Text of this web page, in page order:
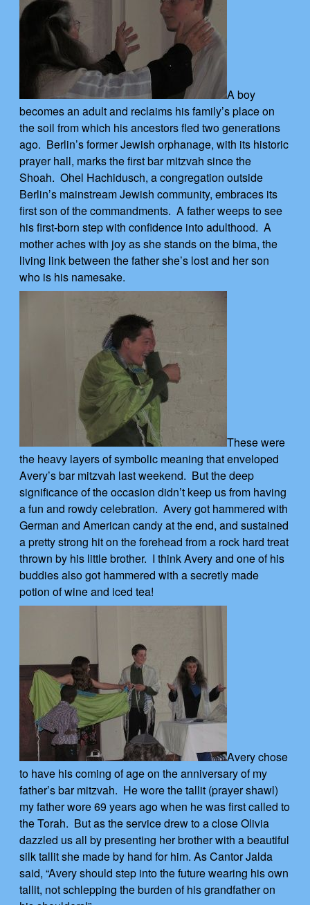
A boy
becomes an adult and reclaims his family’s place on
the soil from which his ancestors fled two generations
ago. Berlin’s former Jewish orphanage, with its historic
prayer hall, marks the first bar mitzvah since the
Shoah. Ohel Hachidusch, a congregation outside
Berlin’s mainstream Jewish community, embraces its
first son of the commandments. A father weeps to see
his first-born step with confidence into adulthood. A
mother aches with joy as she stands on the bima, the
living link between the father she’s lost and her son
who is his namesake.
These were
the heavy layers of symbolic meaning that enveloped
Avery’s bar mitzvah last weekend. But the deep
significance of the occasion didn’t keep us from having
a fun and rowdy celebration. Avery got hammered with
German and American candy at the end, and sustained
a pretty strong hit on the forehead from a rock hard treat
thrown by his little brother. I think Avery and one of his
buddies also got hammered with a secretly made
potion of wine and iced tea!
Avery chose
to have his coming of age on the anniversary of my
father’s bar mitzvah. He wore the tallit (prayer shawl)
my father wore 69 years ago when he was first called to
the Torah. But as the service drew to a close Olivia
dazzled us all by presenting her brother with a beautiful
silk tallit she made by hand for him. As Cantor Jalda
said, “Avery should step into the future wearing his own
tallit, not schlepping the burden of his grandfather on